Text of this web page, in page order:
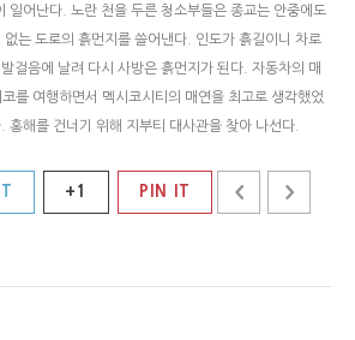
일어난다. 노란 천을 두른 청소부들은 종교는 안중에도
없는 도로의 흙먼지를 쓸어낸다. 인도가 흙길이니 차로
걸음에 날려 다시 사방은 흙먼지가 된다. 자동차의 매
를 여행하면서 멕시코시티의 매연을 최고로 생각했었
홍해를 건너기 위해 지부티 대사관을 찾아 나선다.
+1 PIN IT